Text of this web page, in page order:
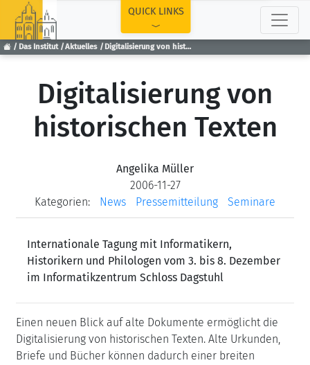
Das Institut Aktuelles Digitalisierung von historischen Texten
QUICK LINKS
Digitalisierung von
historischen Texten
Angelika Müller
2006-11-27
Kategorien:
News Pressemitteilung Seminare
Internationale Tagung mit Informatikern,
Historikern und Philologen vom 3. bis 8. Dezember
im Informatikzentrum Schloss Dagstuhl
Einen neuen Blick auf alte Dokumente ermöglicht die
Digitalisierung von historischen Texten. Alte Urkunden,
Briefe und Bücher können dadurch einer breiten